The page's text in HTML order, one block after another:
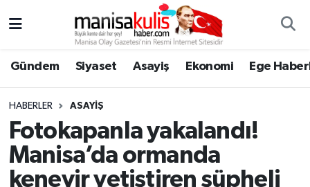
Gündem Siyaset Asayiş Ekonomi Ege
HABERLER ASAYIŞ
Fotokapanla yakalandı!
Manisa’da ormanda
kenevir yetiştiren şüpheli
Ege Haberleri
Ekonomi
Genel
Yunusemre Hava Durumu
Yunusemre Trafik Yoğunluk Haritası
Süper Lig Puan Durumu ve Fikstür